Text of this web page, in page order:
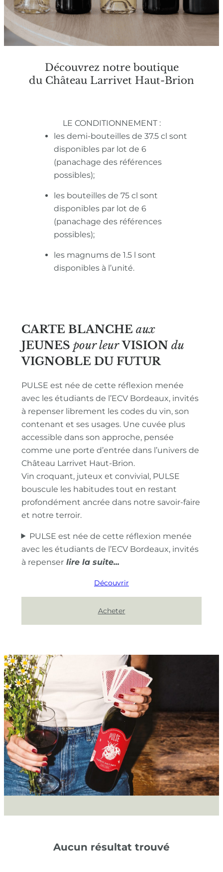
Découvrez notre boutique
du Château Larrivet Haut-Brion
LE CONDITIONNEMENT :
les demi-bouteilles de 37.5 cl sont
disponibles par lot de 6
(panachage des références
possibles);
les bouteilles de 75 cl sont
disponibles par lot de 6
(panachage des références
possibles);
les magnums de 1.5 l sont
disponibles à l’unité.
CARTE BLANCHE aux
JEUNES pour leur VISION du
VIGNOBLE DU FUTUR
PULSE est née de cette réflexion menée
avec les étudiants de l’ECV Bordeaux, invités
à repenser librement les codes du vin, son
contenant et ses usages. Une cuvée plus
accessible dans son approche, pensée
comme une porte d’entrée dans l’univers de
Château Larrivet Haut-Brion.
Vin croquant, juteux et convivial, PULSE
bouscule les habitudes tout en restant
profondément ancrée dans notre savoir-faire
et notre terroir.
PULSE est née de cette réflexion menée
avec les étudiants de l’ECV Bordeaux, invités
à repenser
Découvrir
Acheter
Aucun résultat trouvé